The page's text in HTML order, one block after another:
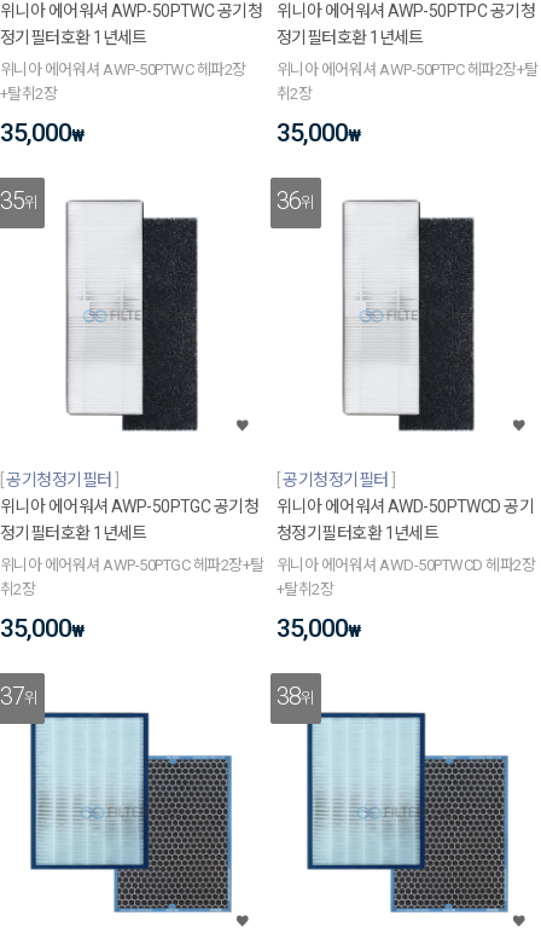
위니아 에어워셔 AWP-50PTWC 공기청
정기필터호환 1년세트
위니아 에어워셔 AWP-50PTWC 헤파2장
+탈취2장
35,000₩
위니아 에어워셔 AWP-50PTPC 공기청
정기필터호환 1년세트
위니아 에어워셔 AWP-50PTPC 헤파2장+탈
취2장
35,000₩
35위
공기청정기필터
위니아 에어워셔 AWP-50PTGC 공기청
정기필터호환 1년세트
위니아 에어워셔 AWP-50PTGC 헤파2장+탈
취2장
35,000₩
36위
공기청정기필터
위니아 에어워셔 AWD-50PTWCD 공기
청정기필터호환 1년세트
위니아 에어워셔 AWD-50PTWCD 헤파2장
+탈취2장
35,000₩
37위 38위